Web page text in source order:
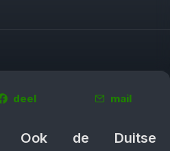
deel mail
– Ook de Duitse